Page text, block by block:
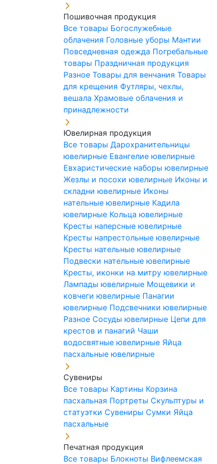
Пошивочная продукция
Все товары Богослужебные
облачения Головные уборы Мантии
Повседневная одежда Погребальные
товары Праздничная продукция
Разное Товары для венчания Товары
для крещения Футляры, чехлы,
вешала Храмовые облачения и
принадлежности
Ювелирная продукция
Все товары Дарохранительницы
ювелирные Евангелие ювелирные
Евхаристические наборы ювелирные
Жезлы и посохи ювелирные Иконы и
складни ювелирные Иконы
нательные ювелирные Кадила
ювелирные Кольца ювелирные
Кресты наперсные ювелирные
Кресты напрестольные ювелирные
Кресты нательные ювелирные
Подвески нательные ювелирные
Кресты, иконки на митру ювелирные
Лампады ювелирные Мощевики и
ковчеги ювелирные Панагии
ювелирные Подсвечники ювелирные
Разное Сосуды ювелирные Цепи для
крестов и панагий Чаши
водосвятные ювелирные Яйца
пасхальные ювелирные
Сувениры
Все товары Картины Корзина
пасхальная Портреты Скульптуры и
статуэтки Сувениры Сумки Яйца
пасхальные
Печатная продукция
Все товары Блокноты Вифлеемская